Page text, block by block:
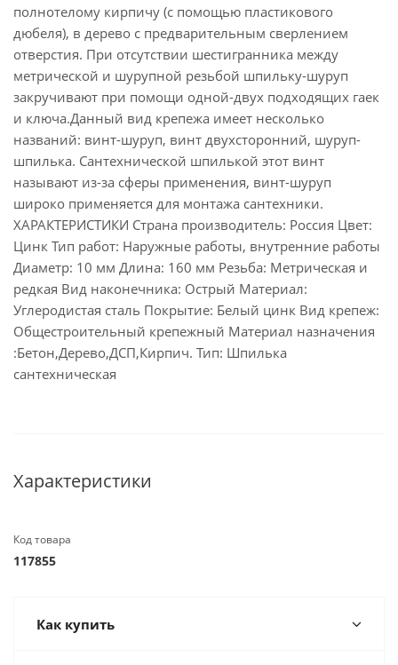
полнотелому кирпичу (с помощью пластикового
дюбеля), в дерево с предварительным сверлением
отверстия. При отсутствии шестигранника между
метрической и шурупной резьбой шпильку-шуруп
закручивают при помощи одной-двух подходящих гаек
и ключа.Данный вид крепежа имеет несколько
названий: винт-шуруп, винт двухсторонний, шуруп-
шпилька. Сантехнической шпилькой этот винт
называют из-за сферы применения, винт-шуруп
широко применяется для монтажа сантехники.
ХАРАКТЕРИСТИКИ Страна производитель: Россия Цвет:
Цинк Тип работ: Наружные работы, внутренние работы
Диаметр: 10 мм Длина: 160 мм Резьба: Метрическая и
редкая Вид наконечника: Острый Материал:
Углеродистая сталь Покрытие: Белый цинк Вид крепеж:
Общестроительный крепежный Материал назначения
:Бетон,Дерево,ДСП,Кирпич. Тип: Шпилька
сантехническая
Характеристики
Код товара
117855
Как купить